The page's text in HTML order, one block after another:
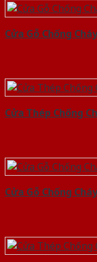
Cửa Gỗ Chống
Cửa Thép Chống
Cửa Gỗ Chống